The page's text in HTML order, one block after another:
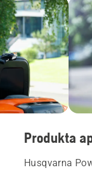
Produkta
Husqvarna